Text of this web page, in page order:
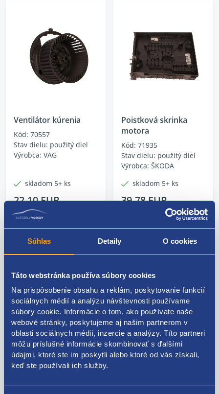
Súhlas Detaily O cookies
Táto webstránka používa súbory cookies
Na prispôsobenie obsahu a reklám, poskytovanie funkcií
sociálnych médií a analýzu návštevnosti používame
súbory cookie. Informácie o tom, ako používate naše
webové stránky, poskytujeme aj našim partnerom v
oblasti sociálnych médií, inzercie a analýzy. Títo partneri
môžu príslušné informácie skombinovať s ďalšími
údajmi, ktoré ste im poskytli alebo ktoré od vás získali,
keď ste používali ich služby.
Ventilátor kúrenia
Kód: 70557
Stav dielu: použitý diel
Výrobca: VAG
skladom 5+ ks
22.10 EUR
17.97 EUR bez DPH
Poistková skrinka
motora
Kód: 71935
Stav dielu: použitý diel
Výrobca: ŠKODA
skladom 5+ ks
39.78 EUR
32.34 EUR bez DPH
Jednotka ABS
1K0614117H
Stav dielu: použitý diel
Lambda sonda -
Stav dielu: použitý diel